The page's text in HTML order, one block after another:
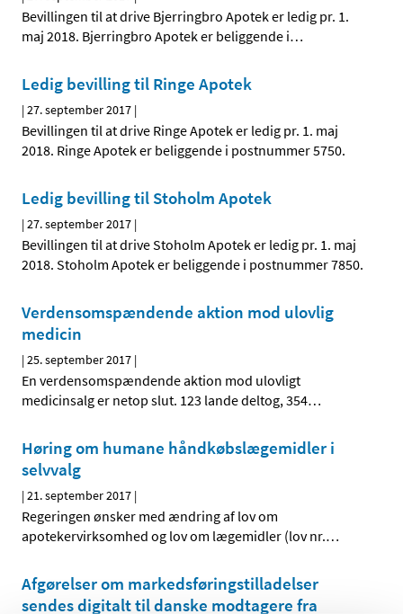
Bevillingen til at drive Bjerringbro Apotek er ledig pr. 1.
maj 2018. Bjerringbro Apotek er beliggende i…
Ledig bevilling til Ringe Apotek
|27. september 2017 |
Bevillingen til at drive Ringe Apotek er ledig pr. 1. maj
2018. Ringe Apotek er beliggende i postnummer 5750.
Ledig bevilling til Stoholm Apotek
|27. september 2017 |
Bevillingen til at drive Stoholm Apotek er ledig pr. 1. maj
2018. Stoholm Apotek er beliggende i postnummer 7850.
Verdensomspændende aktion mod ulovlig
medicin
|25. september 2017 |
En verdensomspændende aktion mod ulovligt
medicinsalg er netop slut. 123 lande deltog, 354…
Høring om humane håndkøbslægemidler i
selvvalg
|21. september 2017 |
Regeringen ønsker med ændring af lov om
apotekervirksomhed og lov om lægemidler (lov nr.…
Afgørelser om markedsføringstilladelser
sendes digitalt til danske modtagere fra